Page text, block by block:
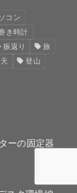
コン
き時計
振返り
旅
登山
ーの固定器